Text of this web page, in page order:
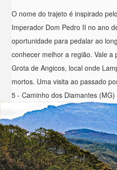
O nome do trajeto é inspirado
Imperador Dom Pedro II no ano
oportunidade para pedalar ao
conhecer melhor a região. Vale a
Grota de Angicos, local onde
mortos. Uma visita ao passado
5 - Caminho dos Diamantes (MG)